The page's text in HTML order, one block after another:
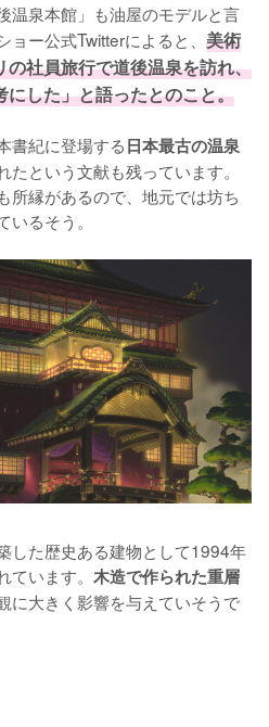
温泉本館」も油屋のモデルと言
ー公式Twitterによると、 美術
社員旅行で道後温泉を訪れ、
した」と語ったとのこと。
書紀に登場する日本最古の温泉
という文献も残っています。
所縁があるので、地元では坊ち
るそう。
した歴史ある建物として1994年
います。 木造で作られた重層
に大きく影響を与えていそうで